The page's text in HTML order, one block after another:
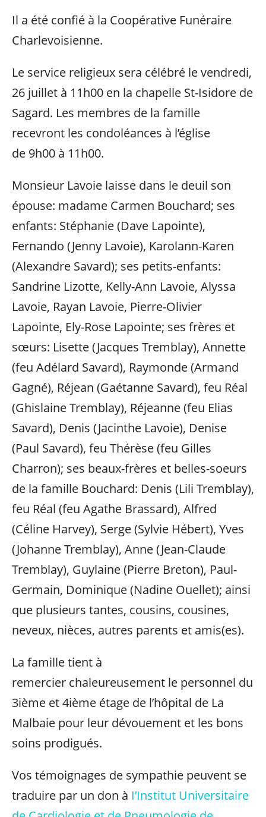
Il a été confié à la Coopérative Funéraire
Charlevoisienne.
Le service religieux sera célébré le vendredi,
26 juillet à 11h00 en la chapelle St-Isidore de
Sagard. Les membres de la famille
recevront les condoléances à l’église
de 9h00 à 11h00.
Monsieur Lavoie laisse dans le deuil son
épouse: madame Carmen Bouchard; ses
enfants: Stéphanie (Dave Lapointe),
Fernando (Jenny Lavoie), Karolann-Karen
(Alexandre Savard); ses petits-enfants:
Sandrine Lizotte, Kelly-Ann Lavoie, Alyssa
Lavoie, Rayan Lavoie, Pierre-Olivier
Lapointe, Ely-Rose Lapointe; ses frères et
sœurs: Lisette (Jacques Tremblay), Annette
(feu Adélard Savard), Raymonde (Armand
Gagné), Réjean (Gaétanne Savard), feu Réal
(Ghislaine Tremblay), Réjeanne (feu Elias
Savard), Denis (Jacinthe Lavoie), Denise
(Paul Savard), feu Thérèse (feu Gilles
Charron); ses beaux-frères et belles-soeurs
de la famille Bouchard: Denis (Lili Tremblay),
feu Réal (feu Agathe Brassard), Alfred
(Céline Harvey), Serge (Sylvie Hébert), Yves
(Johanne Tremblay), Anne (Jean-Claude
Tremblay), Guylaine (Pierre Breton), Paul-
Germain, Dominique (Nadine Ouellet); ainsi
que plusieurs tantes, cousins, cousines,
neveux, nièces, autres parents et amis(es).
La famille tient à
remercier chaleureusement le personnel du
3ième et 4ième étage de l’hôpital de La
Malbaie pour leur dévouement et les bons
soins prodigués.
Vos témoignages de sympathie peuvent se
traduire par un don à I’Institut Universitaire